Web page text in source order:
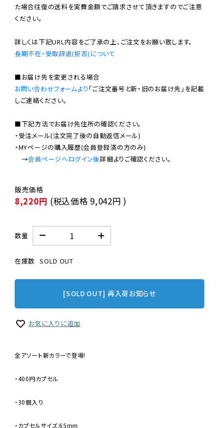
た場合往復の送料を実費金額でご請求させて頂きますのでご注意
ください。
長期不在・受取辞退(拒否)について
お問い合わせフォームより 「ご注文番号と新・旧のお届け先」を記載
しご連絡ください。
■下記方法でお届け先住所の確認ください。
・受注メール(注文完了後の自動返信メール)
・MYページの購入履歴(会員登録済の方のみ)
→会員ページへログイン後
8,220円 (税込価格 9,042円 )
数量
在庫数 SOLD OUT
[SOLD OUT] 再入荷お知らせ
お気に入りに追加
全アソート新カラーで登場!
・400円カプセル
・30個入り
・カプセルサイズ:65mm